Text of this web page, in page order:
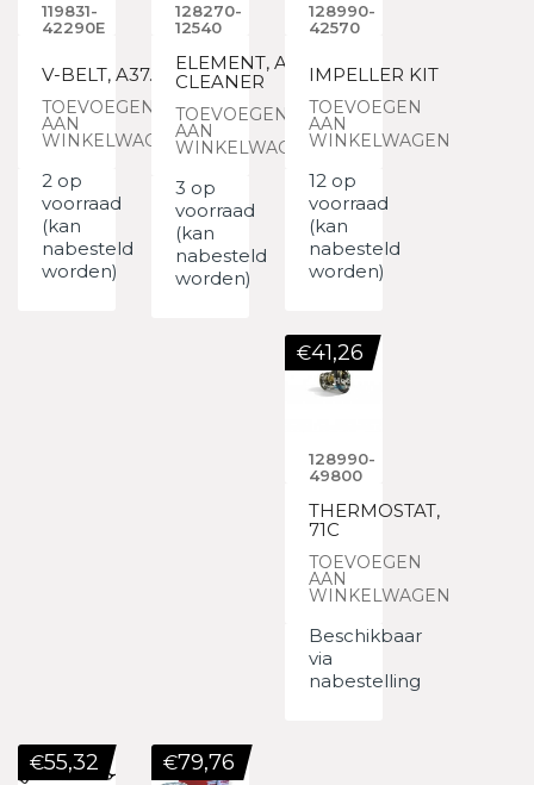
119831-
42290E
V-BELT, A37.5
TOEVOEGEN
AAN
WINKELWAGEN
2 op
voorraad
(kan
nabesteld
worden)
128270-
12540
ELEMENT, AIR
CLEANER
TOEVOEGEN
AAN
WINKELWAGEN
3 op
voorraad
(kan
nabesteld
worden)
128990-
42570
IMPELLER KIT
TOEVOEGEN
AAN
WINKELWAGEN
12 op
voorraad
(kan
nabesteld
worden)
128990-
49800
THERMOSTAT,
71C
TOEVOEGEN
AAN
WINKELWAGEN
€41,26
Beschikbaar
via
nabestelling
€55,32 €79,76